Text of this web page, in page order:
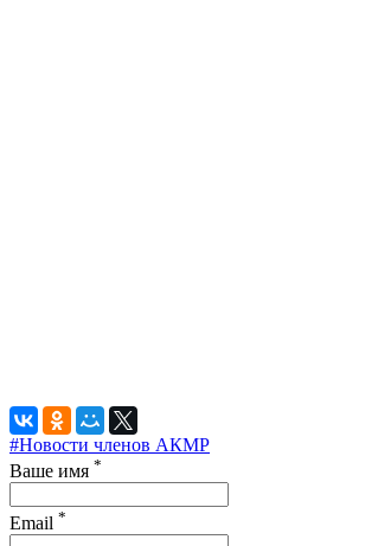
#Новости членов АКМР
Ваше имя *
Email *